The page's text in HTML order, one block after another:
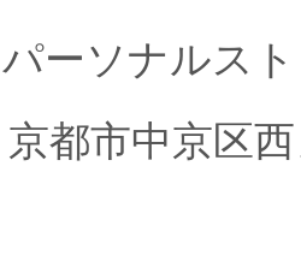
パーソナルス
京都市中京区